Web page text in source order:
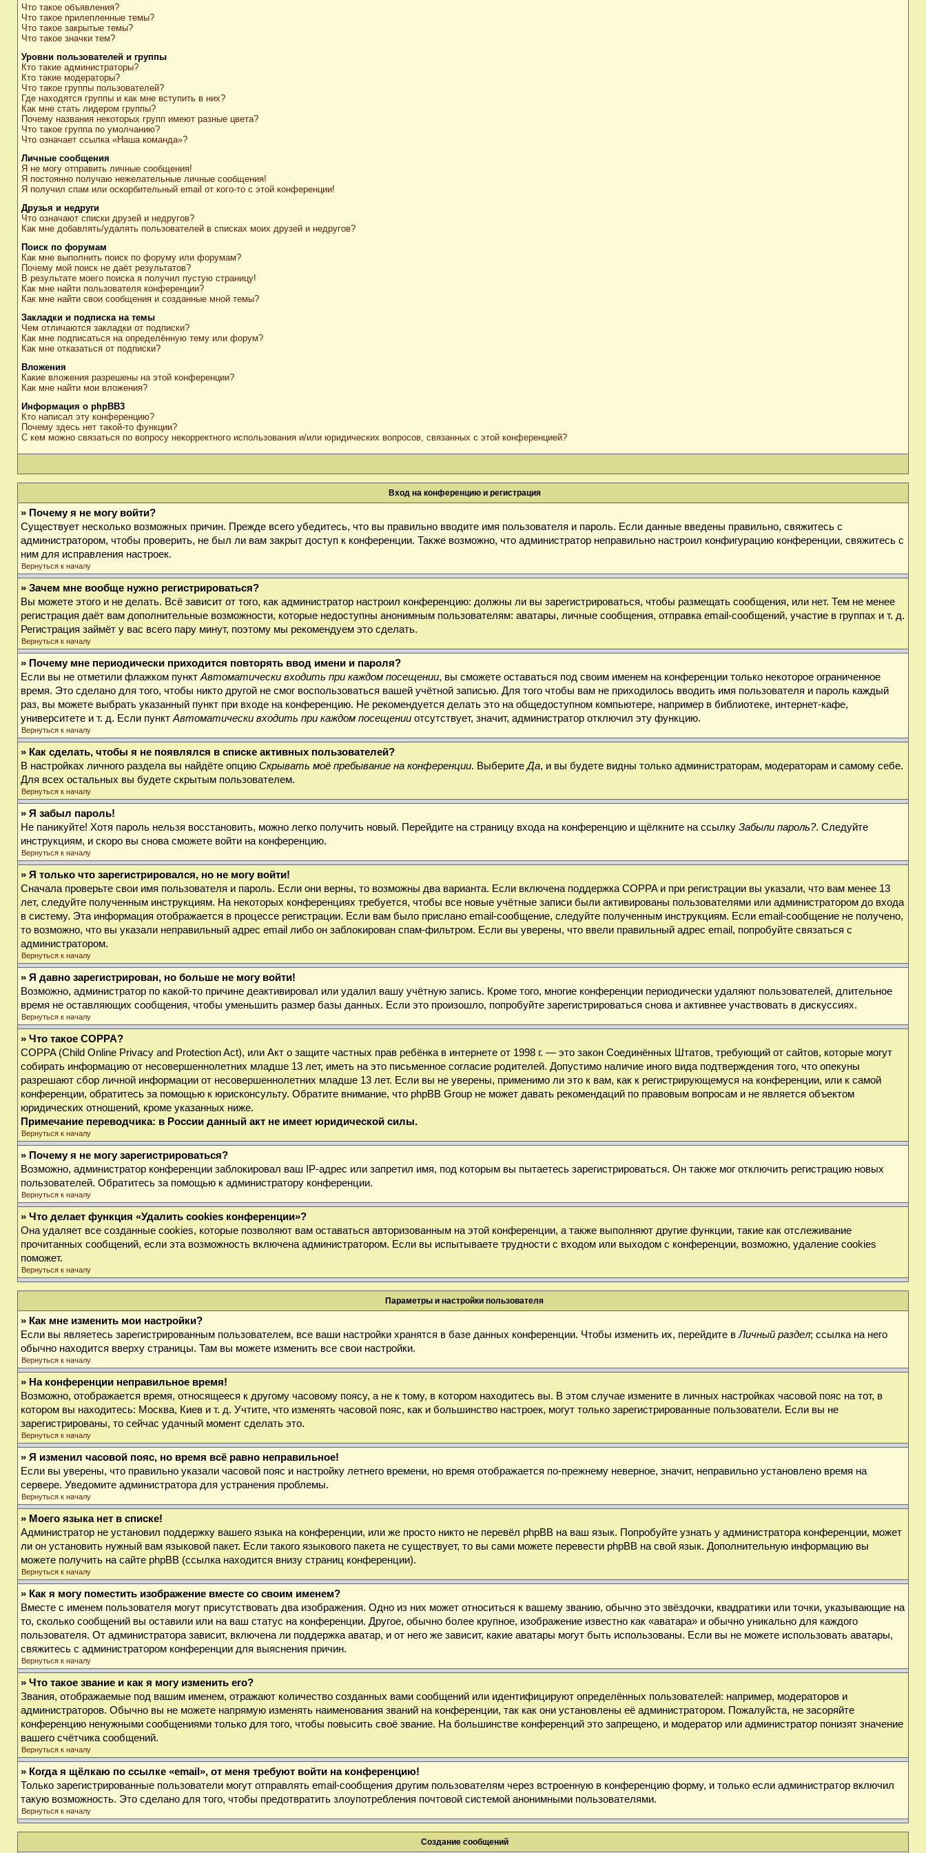
Что такое объявления?
Что такое прилепленные темы?
Что такое закрытые темы?
Что такое значки тем?
Уровни пользователей и группы
Кто такие администраторы?
Кто такие модераторы?
Что такое группы пользователей?
Где находятся группы и как мне вступить в них?
Как мне стать лидером группы?
Почему названия некоторых групп имеют разные цвета?
Что такое группа по умолчанию?
Что означает ссылка «Наша команда»?
Личные сообщения
Я не могу отправить личные сообщения!
Я постоянно получаю нежелательные личные сообщения!
Я получил спам или оскорбительный email от кого-то с этой конференции!
Друзья и недруги
Что означают списки друзей и недругов?
Как мне добавлять/удалять пользователей в списках моих друзей и недругов?
Поиск по форумам
Как мне выполнить поиск по форуму или форумам?
Почему мой поиск не даёт результатов?
В результате моего поиска я получил пустую страницу!
Как мне найти пользователя конференции?
Как мне найти свои сообщения и созданные мной темы?
Закладки и подписка на темы
Чем отличаются закладки от подписки?
Как мне подписаться на определённую тему или форум?
Как мне отказаться от подписки?
Вложения
Какие вложения разрешены на этой конференции?
Как мне найти мои вложения?
Информация о phpBB3
Кто написал эту конференцию?
Почему здесь нет такой-то функции?
С кем можно связаться по вопросу некорректного использования и/или юридических вопросов, связанных с этой конференцией?
Вход на конференцию и регистрация
» Почему я не могу войти?
Существует несколько возможных причин. Прежде всего убедитесь, что вы правильно вводите имя пользователя и пароль. Если данные введены правильно, свяжитесь с
администратором, чтобы проверить, не был ли вам закрыт доступ к конференции. Также возможно, что администратор неправильно настроил конфигурацию конференции, свяжитесь с
ним для исправления настроек.
Вернуться к началу
» Зачем мне вообще нужно регистрироваться?
Вы можете этого и не делать. Всё зависит от того, как администратор настроил конференцию: должны ли вы зарегистрироваться, чтобы размещать сообщения, или нет. Тем не менее
регистрация даёт вам дополнительные возможности, которые недоступны анонимным пользователям: аватары, личные сообщения, отправка email-сообщений, участие в группах и т. д.
Регистрация займёт у вас всего пару минут, поэтому мы рекомендуем это сделать.
Вернуться к началу
» Почему мне периодически приходится повторять ввод имени и пароля?
Если вы не отметили флажком пункт Автоматически входить при каждом посещении, вы сможете оставаться под своим именем на конференции только некоторое ограниченное
время. Это сделано для того, чтобы никто другой не смог воспользоваться вашей учётной записью. Для того чтобы вам не приходилось вводить имя пользователя и пароль каждый
раз, вы можете выбрать указанный пункт при входе на конференцию. Не рекомендуется делать это на общедоступном компьютере, например в библиотеке, интернет-кафе,
университете и т. д. Если пункт Автоматически входить при каждом посещении отсутствует, значит, администратор отключил эту функцию.
Вернуться к началу
» Как сделать, чтобы я не появлялся в списке активных пользователей?
В настройках личного раздела вы найдёте опцию Скрывать моё пребывание на конференции. ВыберитеДа, и вы будете видны только администраторам, модераторам и самому себе.
Для всех остальных вы будете скрытым пользователем.
Вернуться к началу
» Я забыл пароль!
Не паникуйте! Хотя пароль нельзя восстановить, можно легко получить новый. Перейдите на страницу входа на конференцию и щёлкните на ссылку Забыли пароль?. Следуйте
инструкциям, и скоро вы снова сможете войти на конференцию.
Вернуться к началу
» Я только что зарегистрировался, но не могу войти!
Сначала проверьте свои имя пользователя и пароль. Если они верны, то возможны два варианта. Если включена поддержка COPPA и при регистрации вы указали, что вам менее 13
лет, следуйте полученным инструкциям. На некоторых конференциях требуется, чтобы все новые учётные записи были активированы пользователями или администратором до входа
в систему. Эта информация отображается в процессе регистрации. Если вам было прислано email-сообщение, следуйте полученным инструкциям. Если email-сообщение не получено,
то возможно, что вы указали неправильный адрес email либо он заблокирован спам-фильтром. Если вы уверены, что ввели правильный адрес email, попробуйте связаться с
администратором.
Вернуться к началу
» Я давно зарегистрирован, но больше не могу войти!
Возможно, администратор по какой-то причине деактивировал или удалил вашу учётную запись. Кроме того, многие конференции периодически удаляют пользователей, длительное
время не оставляющих сообщения, чтобы уменьшить размер базы данных. Если это произошло, попробуйте зарегистрироваться снова и активнее участвовать в дискуссиях.
Вернуться к началу
» Что такое COPPA?
COPPA (Child Online Privacy and Protection Act), или Акт о защите частных прав ребёнка в интернете от 1998 г. — это закон Соединённых Штатов, требующий от сайтов, которые могут
собирать информацию от несовершеннолетних младше 13 лет, иметь на это письменное согласие родителей. Допустимо наличие иного вида подтверждения того, что опекуны
разрешают сбор личной информации от несовершеннолетних младше 13 лет. Если вы не уверены, применимо ли это к вам, как к регистрирующемуся на конференции, или к самой
конференции, обратитесь за помощью к юрисконсульту. Обратите внимание, что phpBB Group не может давать рекомендаций по правовым вопросам и не является объектом
юридических отношений, кроме указанных ниже.
Примечание переводчика: в России данный акт не имеет юридической силы.
Вернуться к началу
» Почему я не могу зарегистрироваться?
Возможно, администратор конференции заблокировал ваш IP-адрес или запретил имя, под которым вы пытаетесь зарегистрироваться. Он также мог отключить регистрацию новых
пользователей. Обратитесь за помощью к администратору конференции.
Вернуться к началу
» Что делает функция «Удалить cookies конференции»?
Она удаляет все созданные cookies, которые позволяют вам оставаться авторизованным на этой конференции, а также выполняют другие функции, такие как отслеживание
прочитанных сообщений, если эта возможность включена администратором. Если вы испытываете трудности с входом или выходом с конференции, возможно, удаление cookies
поможет.
Вернуться к началу
Параметры и настройки пользователя
» Как мне изменить мои настройки?
Если вы являетесь зарегистрированным пользователем, все ваши настройки хранятся в базе данных конференции. Чтобы изменить их, перейдите вЛичный раздел; ссылка на него
обычно находится вверху страницы. Там вы можете изменить все свои настройки.
Вернуться к началу
» На конференции неправильное время!
Возможно, отображается время, относящееся к другому часовому поясу, а не к тому, в котором находитесь вы. В этом случае измените в личных настройках часовой пояс на тот, в
котором вы находитесь: Москва, Киев и т. д. Учтите, что изменять часовой пояс, как и большинство настроек, могут только зарегистрированные пользователи. Если вы не
зарегистрированы, то сейчас удачный момент сделать это.
Вернуться к началу
» Я изменил часовой пояс, но время всё равно неправильное!
Если вы уверены, что правильно указали часовой пояс и настройку летнего времени, но время отображается по-прежнему неверное, значит, неправильно установлено время на
сервере. Уведомите администратора для устранения проблемы.
Вернуться к началу
» Моего языка нет в списке!
Администратор не установил поддержку вашего языка на конференции, или же просто никто не перевёл phpBB на ваш язык. Попробуйте узнать у администратора конференции, может
ли он установить нужный вам языковой пакет. Если такого языкового пакета не существует, то вы сами можете перевести phpBB на свой язык. Дополнительную информацию вы
можете получить на сайте phpBB (ссылка находится внизу страниц конференции).
Вернуться к началу
» Как я могу поместить изображение вместе со своим именем?
Вместе с именем пользователя могут присутствовать два изображения. Одно из них может относиться к вашему званию, обычно это звёздочки, квадратики или точки, указывающие на
то, сколько сообщений вы оставили или на ваш статус на конференции. Другое, обычно более крупное, изображение известно как «аватара» и обычно уникально для каждого
пользователя. От администратора зависит, включена ли поддержка аватар, и от него же зависит, какие аватары могут быть использованы. Если вы не можете использовать аватары,
свяжитесь с администратором конференции для выяснения причин.
Вернуться к началу
» Что такое звание и как я могу изменить его?
Звания, отображаемые под вашим именем, отражают количество созданных вами сообщений или идентифицируют определённых пользователей: например, модераторов и
администраторов. Обычно вы не можете напрямую изменять наименования званий на конференции, так как они установлены её администратором. Пожалуйста, не засоряйте
конференцию ненужными сообщениями только для того, чтобы повысить своё звание. На большинстве конференций это запрещено, и модератор или администратор понизят значение
вашего счётчика сообщений.
Вернуться к началу
» Когда я щёлкаю по ссылке «email», от меня требуют войти на конференцию!
Только зарегистрированные пользователи могут отправлять email-сообщения другим пользователям через встроенную в конференцию форму, и только если администратор включил
такую возможность. Это сделано для того, чтобы предотвратить злоупотребления почтовой системой анонимными пользователями.
Вернуться к началу
Создание сообщений